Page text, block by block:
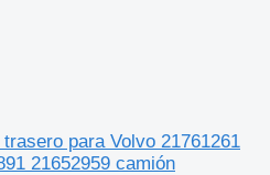
para Volvo 21761261
21652959 camión